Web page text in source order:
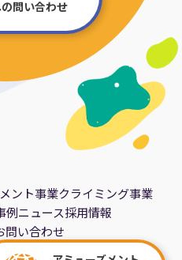
問い合わせ
ント事業クライミング事業
例ニュース採用情報
問い合わせ